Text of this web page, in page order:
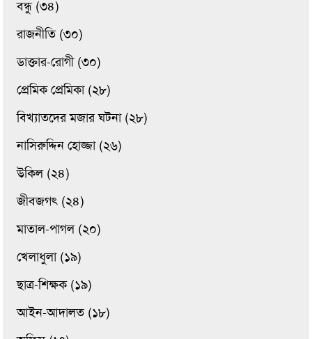
বন্ধু (৩৪)
রাজনীতি (৩০)
ডাক্তার-রোগী (৩০)
প্রেমিক প্রেমিকা (২৮)
বিখ্যাতদের মজার ঘটনা (২৮)
নাসিরুদ্দিন হোজ্জা (২৬)
উকিল (২৪)
জীবজগৎ (২৪)
মাতাল-পাগল (২০)
খেলাধুলা (১৯)
ছাত্র-শিক্ষক (১৯)
আইন-আদালত (১৮)